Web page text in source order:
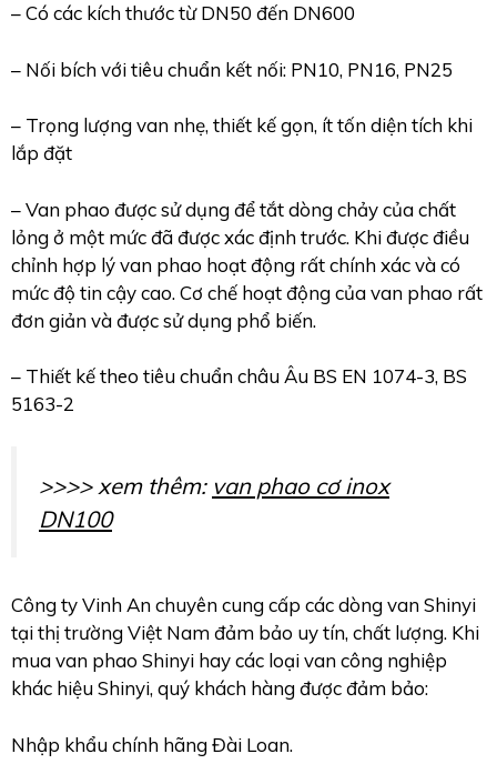
– Có các kích thước từ DN50 đến DN600
– Nối bích với tiêu chuẩn kết nối: PN10, PN16, PN25
– Trọng lượng van nhẹ, thiết kế gọn, ít tốn diện tích khi
lắp đặt
– Van phao được sử dụng để tắt dòng chảy của chất
lỏng ở một mức đã được xác định trước. Khi được điều
chỉnh hợp lý van phao hoạt động rất chính xác và có
mức độ tin cậy cao. Cơ chế hoạt động của van phao rất
đơn giản và được sử dụng phổ biến.
– Thiết kế theo tiêu chuẩn châu Âu BS EN 1074-3, BS
5163-2
>>>> xem thêm: van phao cơ inox
DN100
Công ty Vinh An chuyên cung cấp các dòng van Shinyi
tại thị trường Việt Nam đảm bảo uy tín, chất lượng. Khi
mua van phao Shinyi hay các loại van công nghiệp
khác hiệu Shinyi, quý khách hàng được đảm bảo:
Nhập khẩu chính hãng Đài Loan.